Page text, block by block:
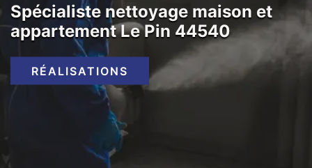
Spécialiste nettoyage maison et
appartement Le Pin 44540
RÉALISATIONS